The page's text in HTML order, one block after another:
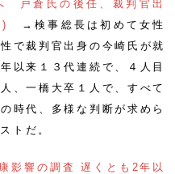
戸倉氏の後任、裁判官出
→検事総長は初めて女性
で裁判官出身の今崎氏が就
以来１３代連続で、４人目
、一橋大卒１人で、すべて
時代、多様な判断が求めら
トだ。
影響の調査 遅くとも2年以